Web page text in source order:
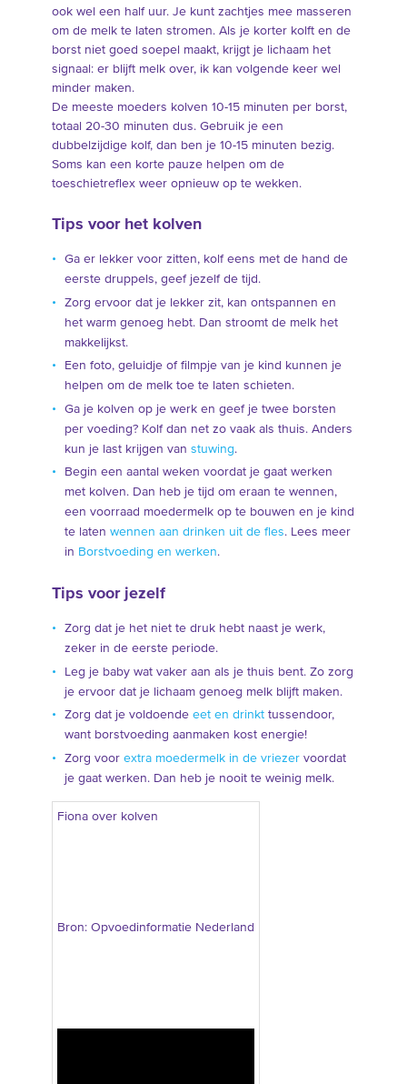
ook wel een half uur. Je kunt zachtjes mee masseren
om de melk te laten stromen. Als je korter kolft en de
borst niet goed soepel maakt, krijgt je lichaam het
signaal: er blijft melk over, ik kan volgende keer wel
minder maken.
De meeste moeders kolven 10-15 minuten per borst,
totaal 20-30 minuten dus. Gebruik je een
dubbelzijdige kolf, dan ben je 10-15 minuten bezig.
Soms kan een korte pauze helpen om de
toeschietreflex weer opnieuw op te wekken.
Tips voor het kolven
Ga er lekker voor zitten, kolf eens met de hand de
eerste druppels, geef jezelf de tijd.
Zorg ervoor dat je lekker zit, kan ontspannen en
het warm genoeg hebt. Dan stroomt de melk het
makkelijkst.
Een foto, geluidje of filmpje van je kind kunnen je
helpen om de melk toe te laten schieten.
Ga je kolven op je werk en geef je twee borsten
per voeding? Kolf dan net zo vaak als thuis. Anders
kun je last krijgen van stuwing.
Begin een aantal weken voordat je gaat werken
met kolven. Dan heb je tijd om eraan te wennen,
een voorraad moedermelk op te bouwen en je kind
te laten wennen aan drinken uit de fles. Lees meer
in Borstvoeding en werken.
Tips voor jezelf
Zorg dat je het niet te druk hebt naast je werk,
zeker in de eerste periode.
Leg je baby wat vaker aan als je thuis bent. Zo zorg
je ervoor dat je lichaam genoeg melk blijft maken.
Zorg dat je voldoende eet en drinkttussendoor,
want borstvoeding aanmaken kost energie!
Zorg voor extra moedermelk in de vriezervoordat
je gaat werken. Dan heb je nooit te weinig melk.
Fiona over kolven
Bron: Opvoedinformatie Nederland